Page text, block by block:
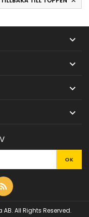




All Rights Reserved.